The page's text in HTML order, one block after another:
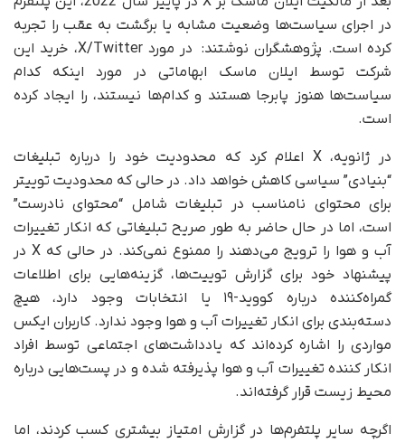
در اجرای سیاست‌ها وضعیت مشابه یا برگشت به عقب را تجربه
کرده است. پژوهشگران نوشتند: در مورد X/Twitter، خرید این
شرکت توسط ایلان ماسک ابهاماتی در مورد اینکه کدام
سیاست‌ها هنوز پابرجا هستند و کدام‌ها نیستند، را ایجاد کرده
است.
در ژانویه، X اعلام کرد که محدودیت خود را درباره تبلیغات
“بنیادی” سیاسی کاهش خواهد داد. در حالی که محدودیت توییتر
برای محتوای نامناسب در تبلیغات شامل “محتوای نادرست”
است، اما در حال حاضر به طور صریح تبلیغاتی که انکار تغییرات
آب و هوا را ترویج می‌دهند را ممنوع نمی‌کند. در حالی که X در
پیشنهاد خود برای گزارش توییت‌ها، گزینه‌هایی برای اطلاعات
گمراه‌کننده درباره کووید-۱۹ یا انتخابات وجود دارد، هیچ
دسته‌بندی برای انکار تغییرات آب و هوا وجود ندارد. کاربران ایکس
مواردی را اشاره کرده‌اند که یادداشت‌های اجتماعی توسط افراد
انکار کننده تغییرات آب و هوا پذیرفته شده و در پست‌هایی درباره
محیط زیست قرار گرفته‌اند.
اگرچه سایر پلتفرم‌ها در گزارش امتیاز بیشتری کسب کردند، اما